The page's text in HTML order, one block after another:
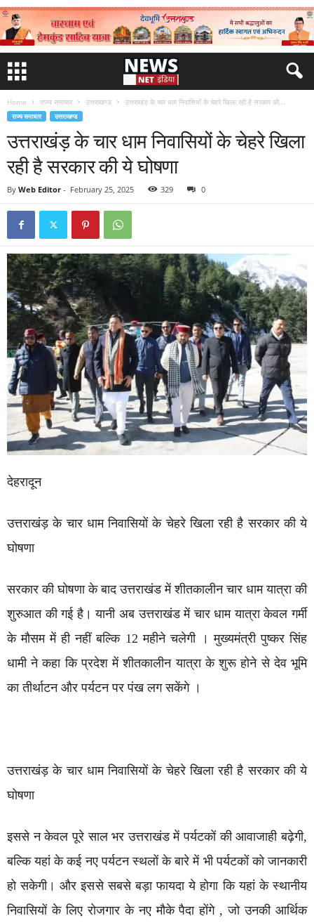
Home राज्य समाचार उत्तराखण्ड उत्तराखंड़ के चार धाम निवासियों के चेहरे खिला रही है सरकार की...
राज्य समाचार उत्तराखण्ड
उत्तराखंड़ के चार धाम निवासियों के चेहरे खिला
रही है सरकार की ये घोषणा
By Web Editor - February 25, 2025 329 0
देहरादून
उत्तराखंड़ के चार धाम निवासियों के चेहरे खिला रही है सरकार की ये
घोषणा
सरकार की घोषणा के बाद उत्तराखंड में शीतकालीन चार धाम यात्रा की
शुरुआत की गई है। यानी अब उत्तराखंड में चार धाम यात्रा केवल गर्मी
के मौसम में ही नहीं बल्कि 12 महीने चलेगी । मुख्यमंत्री पुष्कर सिंह
धामी ने कहा कि प्रदेश में शीतकालीन यात्रा के शुरू होने से देव भूमि
का तीर्थाटन और पर्यटन पर पंख लग सकेंगे ।
उत्तराखंड़ के चार धाम निवासियों के चेहरे खिला रही है सरकार की ये
घोषणा
इससे न केवल पूरे साल भर उत्तराखंड में पर्यटकों की आवाजाही बढ़ेगी,
बल्कि यहां के कई नए पर्यटन स्थलों के बारे में भी पर्यटकों को जानकारी
हो सकेगी। और इससे सबसे बड़ा फायदा ये होगा कि यहां के स्थानीय
निवासियों के लिए रोजगार के नए मौके पैदा होंगे , जो उनकी आर्थिक